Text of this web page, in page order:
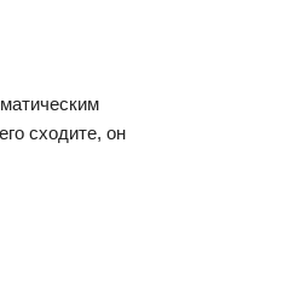
сходите, он